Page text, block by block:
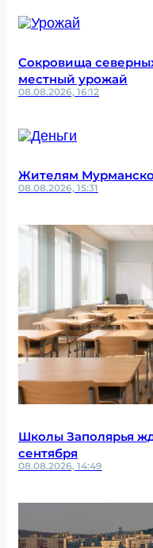
Сокровища
местный урожай
08.08.2026, 16:12
Жителям
08.08.2026, 15:31
Школы Заполярья
сентября
08.08.2026, 14:49